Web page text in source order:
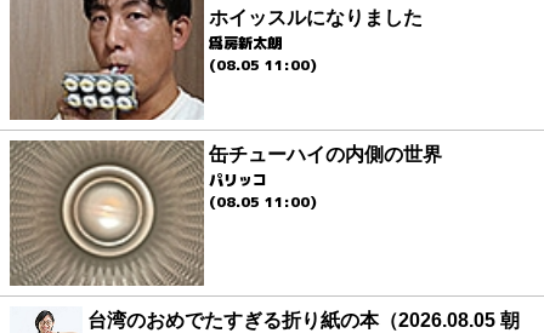
ホイッスルになりました
爲房新太朗
(08.05 11:00)
缶チューハイの内側の世界
パリッコ
(08.05 11:00)
台湾のおめでたすぎる折り紙の本（2026.08.05 朝